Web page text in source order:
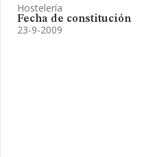
Hostelería
Fecha de constitución
23-9-2009